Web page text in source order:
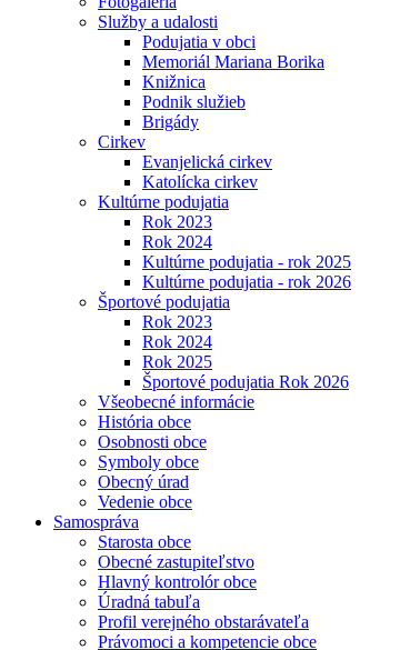
Služby a udalosti
Podujatia v obci
Memoriál Mariana Borika
Knižnica
Podnik služieb
Brigády
Cirkev
Evanjelická cirkev
Katolícka cirkev
Kultúrne podujatia
Rok 2023
Rok 2024
Kultúrne podujatia - rok 2025
Kultúrne podujatia - rok 2026
Športové podujatia
Rok 2023
Rok 2024
Rok 2025
Športové podujatia Rok 2026
Všeobecné informácie
História obce
Osobnosti obce
Symboly obce
Obecný úrad
Vedenie obce
Samospráva
Starosta obce
Obecné zastupiteľstvo
Hlavný kontrolór obce
Úradná tabuľa
Profil verejného obstarávateľa
Právomoci a kompetencie obce